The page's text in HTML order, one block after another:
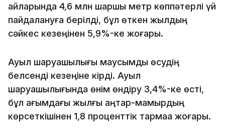
айларында 4,6 млн шаршы метр көппәтерлі үй
пайдалануға берілді, бұл өткен жылдың
сәйкес кезеңінен 5,9%-ке жоғары.
Ауыл шаруашылығы маусымдық өсудің
белсенді кезеңіне кірді. Ауыл
шаруашылығында өнім өндіру 3,4%-ке өсті,
бұл ағымдағы жылғы қаңтар-мамырдың
көрсеткішінен 1,8 проценттік тармаққа жоғары.